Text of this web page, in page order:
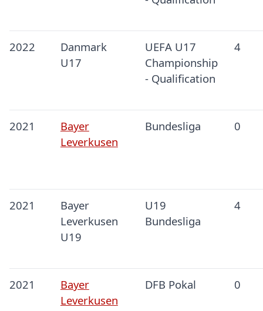
2022
Danmark
U17
UEFA U17
Championship
- Qualification
4
2021
Bayer
Leverkusen
Bundesliga 0
2021
Bayer
Leverkusen
U19
U19
Bundesliga
4
2021
Bayer
Leverkusen
DFB Pokal 0